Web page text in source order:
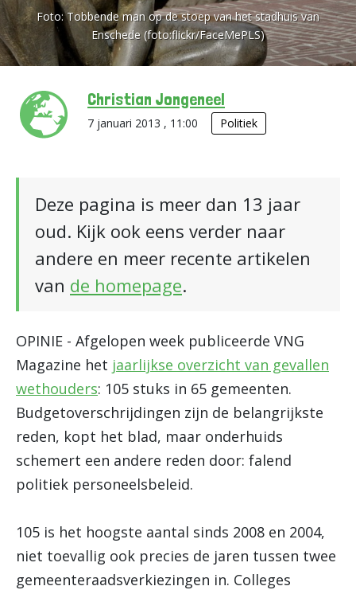
Foto:Tobbende man op de stoep van het stadhuis van
Enschede (foto:flickr/FaceMePLS)
Christian Jongeneel
7 januari 2013 , 11:00 Politiek
Deze pagina is meer dan 13 jaar
oud. Kijk ook eens verder naar
andere en meer recente artikelen
van de homepage.
OPINIE - Afgelopen week publiceerde VNG
Magazine het jaarlijkse overzicht van gevallen
wethouders: 105 stuks in 65 gemeenten.
Budgetoverschrijdingen zijn de belangrijkste
reden, kopt het blad, maar onderhuids
schemert een andere reden door: falend
politiek personeelsbeleid.
105 is het hoogste aantal sinds 2008 en 2004,
niet toevallig ook precies de jaren tussen twee
gemeenteraadsverkiezingen in. Colleges